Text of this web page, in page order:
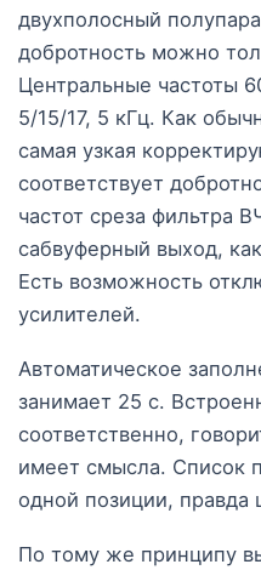
двухполосный
добротность можно
Центральные частоты
5/15/17, 5 кГц. Как
самая узкая
соответствует
частот среза фильтра
сабвуферный выход,
Есть возможность
усилителей.
Автоматическое
занимает 25 с.
соответственно,
имеет смысла. Список
одной позиции, правда
По тому же принципу